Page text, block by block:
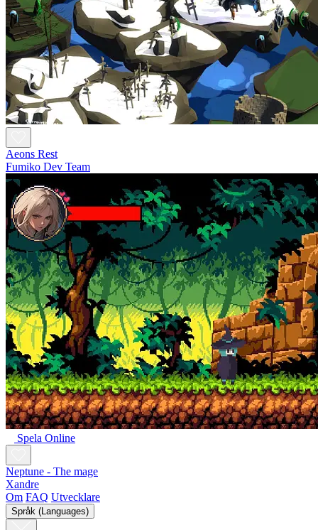
Aeons Rest
Fumiko Dev Team
Spela Online
Neptune - The mage
Xandre
Om FAQ Utvecklare
Språk (Languages)